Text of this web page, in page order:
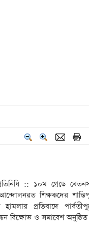
:: ১০ম গ্রেডে
শিক্ষকদের
প্রতিবাদে
বিক্ষোভ ও সমাবেশ অনুষ্ঠিত।